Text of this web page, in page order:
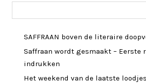
SAFFRAAN boven de literaire
Saffraan wordt gesmaakt – Eerste
indrukken
Het weekend van de laatste loodjes